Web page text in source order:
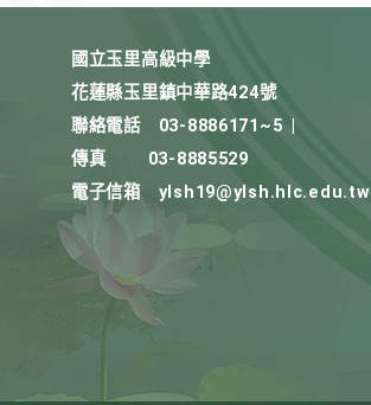
國立玉里高級中學
花蓮縣玉里鎮中華路424號
聯絡電話
03-8886171~5
傳真
03-8885529
電子信箱
ylsh19@ylsh.hlc.edu.tw